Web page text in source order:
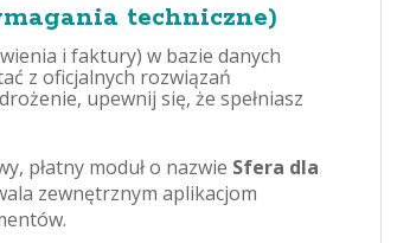
techniczne)
i faktury) w bazie danych
z oficjalnych rozwiązań
upewnij się, że spełniasz
płatny moduł o nazwie Sfera dla
zewnętrznym aplikacjom